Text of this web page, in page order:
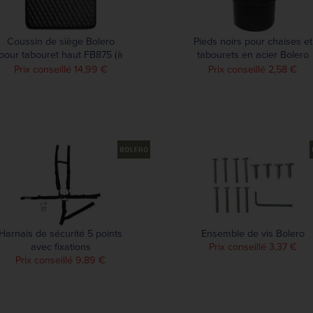
Coussin de siège Bolero
pour tabouret haut FB875 (à
l'unité)
Prix conseillé 14,99 €
Pieds noirs pour chaises et
tabourets en acier Bolero
Bistro (lot de 4)
Prix conseillé 2,58 €
Harnais de sécurité 5 points
avec fixations
Prix conseillé 9,89 €
Ensemble de vis Bolero
Prix conseillé 3,37 €